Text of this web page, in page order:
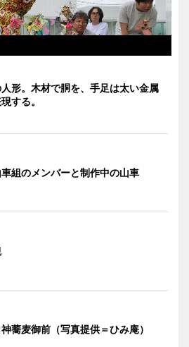
形。木材で胴を、手足は太い金属
する。
組のメンバーと制作中の山車
神蕎麦御前（写真提供＝ひみ庵）